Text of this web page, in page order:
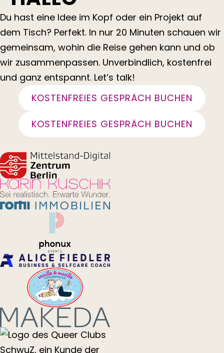
Du hast eine Idee im Kopf oder ein Projekt auf
dem Tisch? Perfekt. In nur 20 Minuten schauen wir
gemeinsam, wohin die Reise gehen kann und ob
wir zusammenpassen. Unverbindlich, kostenfrei
und ganz entspannt. Let’s talk!
KOSTENFREIES GESPRÄCH BUCHEN
KOSTENFREIES GESPRÄCH BUCHEN